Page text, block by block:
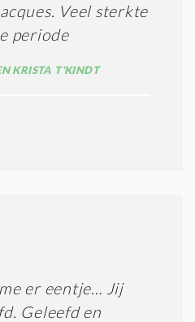
Veel sterkte
periode
KRISTA T'KINDT
me er eentje… Jij
Geleefd en